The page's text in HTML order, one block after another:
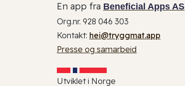
En app fra Beneficial Apps AS
Org.nr. 928 046 303
Kontakt: hei@tryggmat.app
Presse og samarbeid
Utviklet i Norge